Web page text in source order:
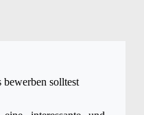
solltest